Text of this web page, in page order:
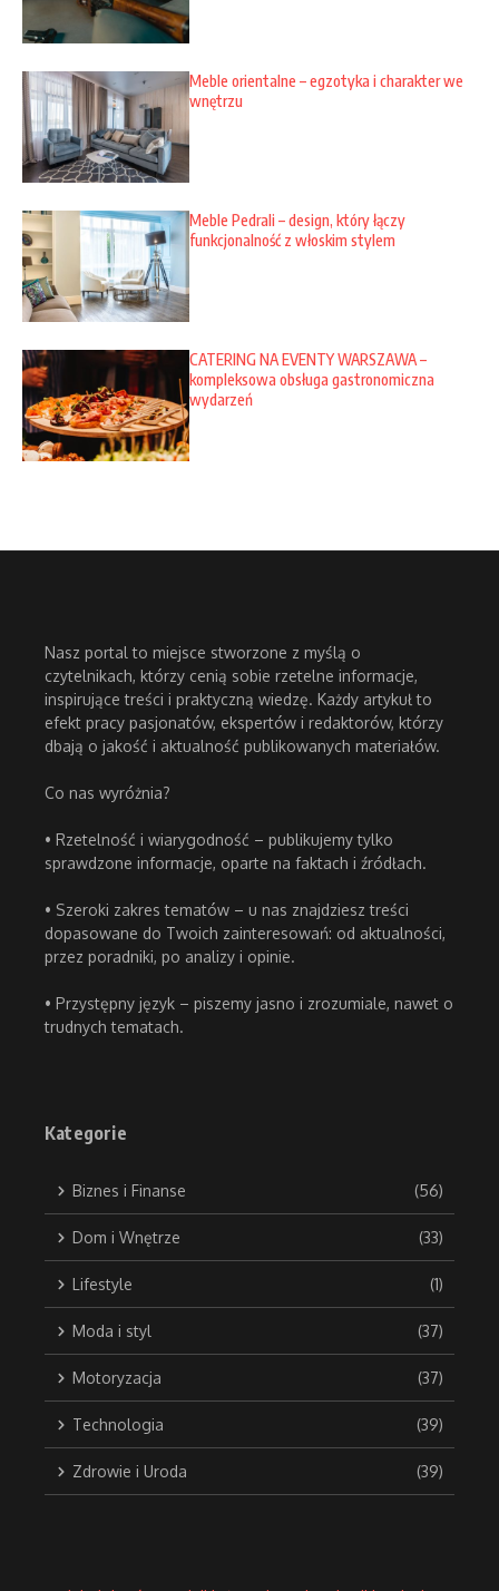
Meble orientalne – egzotyka i charakter we
wnętrzu
Meble Pedrali – design, który łączy
funkcjonalność z włoskim stylem
CATERING NA EVENTY WARSZAWA –
kompleksowa obsługa gastronomiczna
wydarzeń
Nasz portal to miejsce stworzone z myślą o
czytelnikach, którzy cenią sobie rzetelne informacje,
inspirujące treści i praktyczną wiedzę. Każdy artykuł to
efekt pracy pasjonatów, ekspertów i redaktorów, którzy
dbają o jakość i aktualność publikowanych materiałów.
Co nas wyróżnia?
• Rzetelność i wiarygodność – publikujemy tylko
sprawdzone informacje, oparte na faktach i źródłach.
• Szeroki zakres tematów – u nas znajdziesz treści
dopasowane do Twoich zainteresowań: od aktualności,
przez poradniki, po analizy i opinie.
• Przystępny język – piszemy jasno i zrozumiale, nawet o
trudnych tematach.
Kategorie
Biznes i Finanse (56)
Dom i Wnętrze (33)
Lifestyle (1)
Moda i styl (37)
Motoryzacja (37)
Technologia (39)
Zdrowie i Uroda (39)